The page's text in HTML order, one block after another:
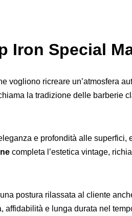
Iron Special
vogliono ricreare un’atmosfera
la tradizione delle barberie
e profondità alle
completa l’estetica vintage,
postura rilassata al cliente
affidabilità e lunga durata nel